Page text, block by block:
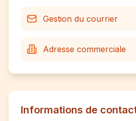
Gestion du courrier
Adresse commerciale
Informations de